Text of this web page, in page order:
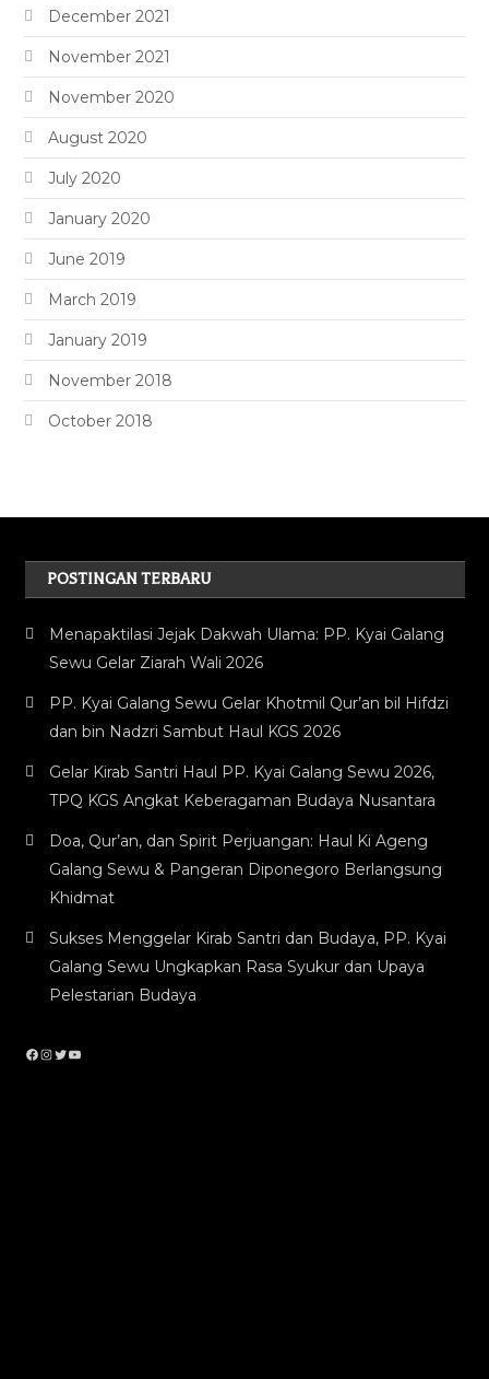
December 2021
November 2021
November 2020
August 2020
July 2020
January 2020
June 2019
March 2019
January 2019
November 2018
October 2018
POSTINGAN TERBARU
Menapaktilasi Jejak Dakwah Ulama: PP. Kyai Galang
Sewu Gelar Ziarah Wali 2026
PP. Kyai Galang Sewu Gelar Khotmil Qur’an bil Hifdzi
dan bin Nadzri Sambut Haul KGS 2026
Gelar Kirab Santri Haul PP. Kyai Galang Sewu 2026,
TPQ KGS Angkat Keberagaman Budaya Nusantara
Doa, Qur’an, dan Spirit Perjuangan: Haul Ki Ageng
Galang Sewu & Pangeran Diponegoro Berlangsung
Khidmat
Sukses Menggelar Kirab Santri dan Budaya, PP. Kyai
Galang Sewu Ungkapkan Rasa Syukur dan Upaya
Pelestarian Budaya
Facebook
Instagram
Twitter
YouTube